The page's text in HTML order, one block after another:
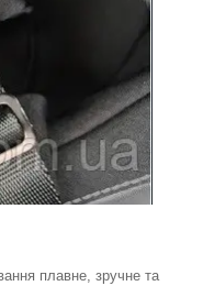
плавне, зручне та